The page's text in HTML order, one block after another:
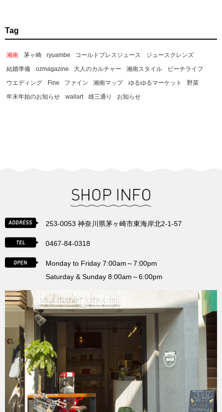
Tag
湘南 茅ヶ崎 ryuambe コールドプレスジュース
ジュースクレンズ
結婚準備
ozmagazine 大人のカルチャー 湘南スタイル
ビーチライフ
ウエディング
Fine ファイン 湘南マップ ゆるゆるマーケット
野菜
年末年始のお知らせ
wallart 雄三通り お知らせ
253-0053 神奈川県茅ヶ崎市東海岸北2-1-57
0467-84-0318
Monday to Friday 7:00am～7:00pm
Saturday & Sunday 8:00am～6:00pm